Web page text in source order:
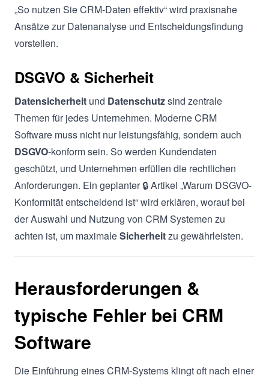
„So nutzen Sie CRM-Daten effektiv“ wird praxisnahe
Ansätze zur Datenanalyse und Entscheidungsfindung
vorstellen.
DSGVO & Sicherheit
Datensicherheit und Datenschutzsind zentrale
Themen für jedes Unternehmen. Moderne CRM
Software muss nicht nur leistungsfähig, sondern auch
DSGVO-konform sein. So werden Kundendaten
geschützt, und Unternehmen erfüllen die rechtlichen
Anforderungen. Ein geplanter 🔒 Artikel „Warum DSGVO-
Konformität entscheidend ist“ wird erklären, worauf bei
der Auswahl und Nutzung von CRM Systemen zu
achten ist, um maximaleSicherheitzu gewährleisten.
Herausforderungen &
typische Fehler bei CRM
Software
Die Einführung eines CRM-Systems klingt oft nach einer